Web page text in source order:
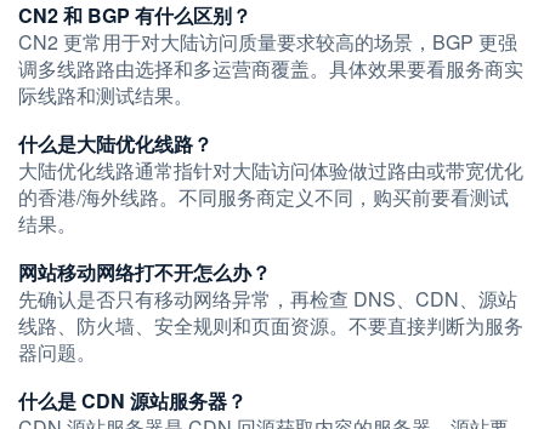
CN2 和 BGP 有什么区别？
CN2 更常用于对大陆访问质量要求较高的场景，BGP 更强
调多线路路由选择和多运营商覆盖。具体效果要看服务商实
际线路和测试结果。
什么是大陆优化线路？
大陆优化线路通常指针对大陆访问体验做过路由或带宽优化
的香港/海外线路。不同服务商定义不同，购买前要看测试
结果。
网站移动网络打不开怎么办？
先确认是否只有移动网络异常，再检查 DNS、CDN、源站
线路、防火墙、安全规则和页面资源。不要直接判断为服务
器问题。
什么是 CDN 源站服务器？